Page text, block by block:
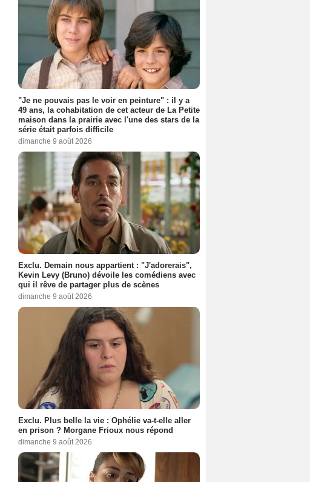
"Je ne pouvais pas le voir en peinture" : il y a
49 ans, la cohabitation de cet acteur de La Petite
maison dans la prairie avec l'une des stars de la
série était parfois difficile
dimanche 9 août 2026
Exclu. Demain nous appartient : "J'adorerais",
Kevin Levy (Bruno) dévoile les comédiens avec
qui il rêve de partager plus de scènes
dimanche 9 août 2026
Exclu. Plus belle la vie : Ophélie va-t-elle aller
en prison ? Morgane Frioux nous répond
dimanche 9 août 2026